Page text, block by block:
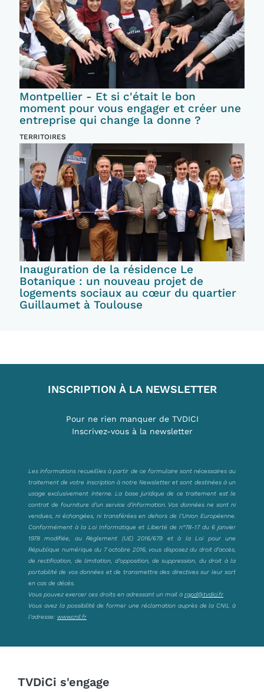
Montpellier - Et si c'était le bon
moment pour vous engager et créer une
entreprise qui change la donne ?
TERRITOIRES
Inauguration de la résidence Le
Botanique : un nouveau projet de
logements sociaux au cœur du quartier
Guillaumet à Toulouse
INSCRIPTION À LA NEWSLETTER
Pour ne rien manquer de TVDICI
Inscrivez-vous à la newsletter
Les informations recueillies à partir de ce formulaire sont nécessaires au
traitement de votre inscription à notre Newsletter et sont destinées à un
usage exclusivement interne. La base juridique de ce traitement est le
contrat de fourniture d’un service d’information. Vos données ne sont ni
vendues, ni échangées, ni transférées en dehors de l’Union Européenne.
Conformément à la Loi Informatique et Liberté de n°78-17 du 6 janvier
1978 modifiée, au Règlement (UE) 2016/679 et à la Loi pour une
République numérique du 7 octobre 2016, vous disposez du droit d’accès,
de rectification, de limitation, d’opposition, de suppression, du droit à la
portabilité de vos données et de transmettre des directives sur leur sort
en cas de décès.
Vous pouvez exercer ces droits en adressant un mail à rgpd@tvdici.fr
Vous avez la possibilité de former une réclamation auprès de la CNIL à
l’adresse: www.cnil.fr
TVDiCi s'engage